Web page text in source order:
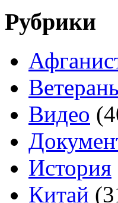
Рубрики
Видео
История
Китай